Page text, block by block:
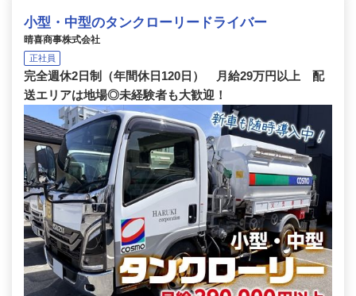
小型・中型のタンクローリードライバー
晴喜商事株式会社
正社員
完全週休2日制（年間休日120日） 月給29万円以上 配
送エリアは地場◎未経験者も大歓迎！